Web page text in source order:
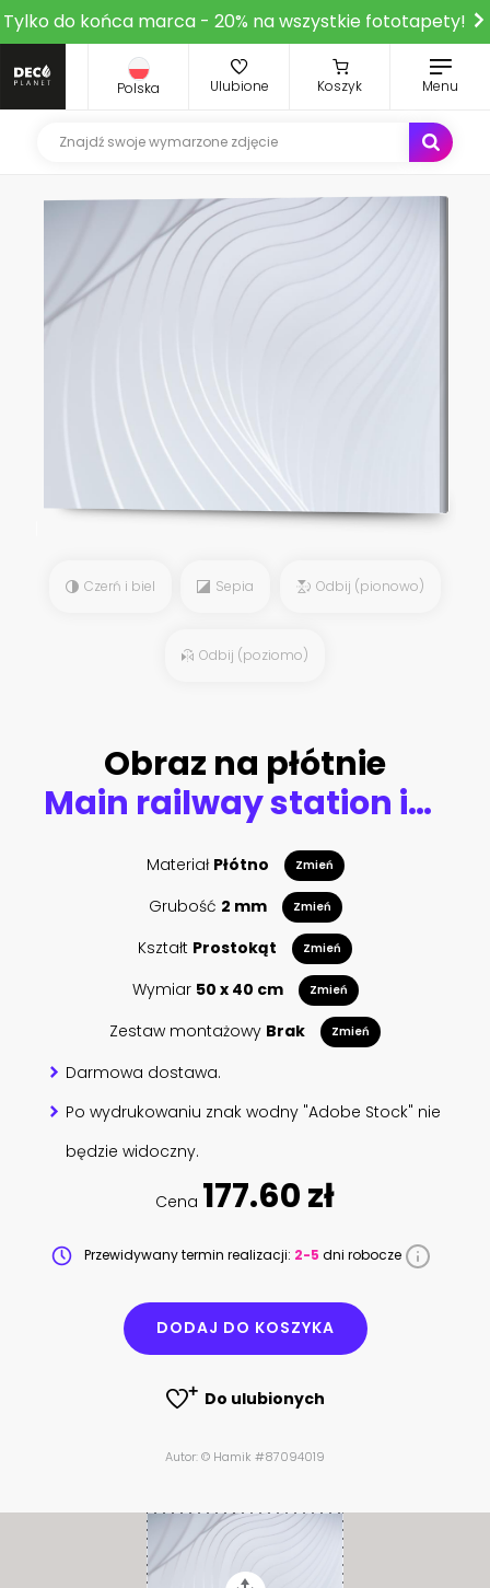
Tylko do końca marca - 20% na wszystkie fototapety!
Polska Ulubione Koszyk Menu
Czerń i biel Sepia Odbij (pionowo)
Odbij (poziomo)
Obraz na płótnie
Main railway station in the Prague, Czech Republic.
Materiał Płótno Zmień
Grubość 2 mm Zmień
Kształt Prostokąt Zmień
Wymiar 50 x 40 cm Zmień
Zestaw montażowy Brak Zmień
Darmowa dostawa.
Po wydrukowaniu znak wodny "Adobe Stock" nie
będzie widoczny.
Cena 177.60 zł
Przewidywany termin realizacji: 2-5 dni robocze
DODAJ DO KOSZYKA
Do ulubionych
Autor: © Hamik #87094019